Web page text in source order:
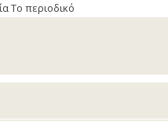
Το περιοδικό